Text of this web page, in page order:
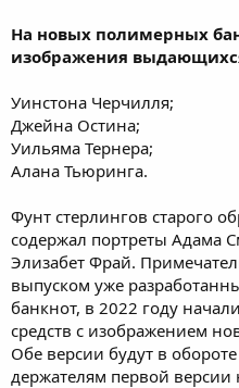
На новых полимерных
изображения
Уинстона Черчилля;
Джейна Остина;
Уильяма Тернера;
Алана Тьюринга.
Фунт стерлингов старого
содержал портреты Адама
Элизабет Фрай.
выпуском уже
банкнот, в 2022 году
средств с изображением
Обе версии будут в
держателям первой